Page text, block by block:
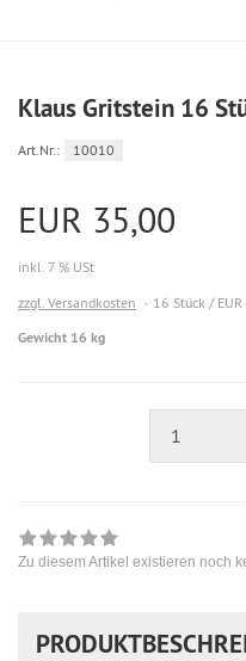
Klaus Gritstein 16
Art.Nr.: 10010
EUR 35,00
inkl. 7 % USt
zzgl. Versandkosten
16 Stück /
Gewicht 16 kg
1
Zu diesem Artikel existieren noch